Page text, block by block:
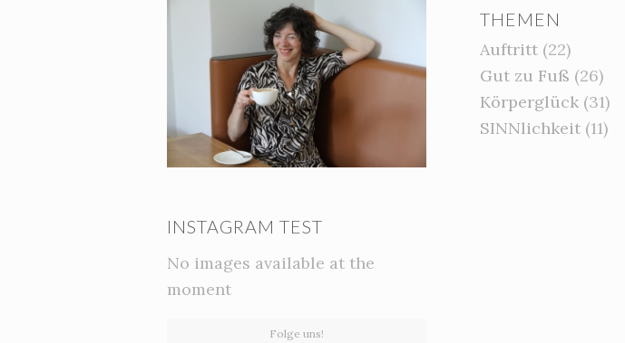
INSTAGRAM TEST
No images available at the
moment
Folge uns!
THEMEN
Auftritt(22)
Gut zu Fuß (26)
Körperglück(31)
SINNlichkeit(11)